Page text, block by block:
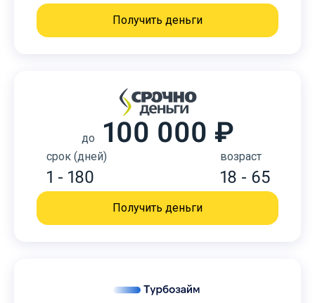
Получить деньги
до 100 000 ₽
срок (дней)
1 - 180
возраст
18 - 65
Получить деньги